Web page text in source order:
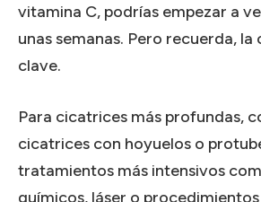
vitamina C, podrías empezar a
unas semanas. Pero recuerda, la
clave.
Para cicatrices más profundas,
cicatrices con hoyuelos o
tratamientos más intensivos
químicos, láser o